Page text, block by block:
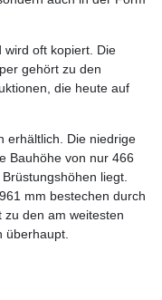
wird oft kopiert. Die
gehört zu den
die heute auf
erhältlich. Die niedrige
Bauhöhe von nur 466
liegt.
mm bestechen durch
zu den am weitesten
überhaupt.